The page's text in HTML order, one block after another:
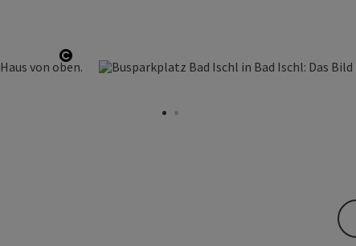
Copyright öffnen